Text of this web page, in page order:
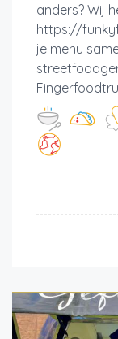
anders? Wij
https://
je menu